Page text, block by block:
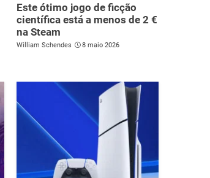
Este ótimo jogo de ficção
científica está a menos de 2 €
na Steam
William Schendes 8 maio 2026